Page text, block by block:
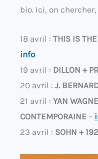
bio. Ici, on
18 avril : THIS IS
info
19 avril : DILLON +
20 avril : J.
21 avril : YAN
CONTEMPORAINE –
23 avril : SOHN +